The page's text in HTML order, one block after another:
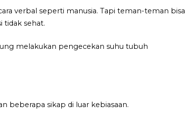
verbal seperti manusia. Tapi teman-teman bisa
tidak sehat.
melakukan pengecekan suhu tubuh
beberapa sikap di luar kebiasaan.